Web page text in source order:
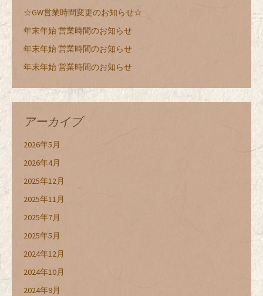
☆GW営業時間変更のお知らせ☆
年末年始 営業時間のお知らせ
年末年始 営業時間のお知らせ
年末年始 営業時間のお知らせ
アーカイブ
2026年5月
2026年4月
2025年12月
2025年11月
2025年7月
2025年5月
2024年12月
2024年10月
2024年9月